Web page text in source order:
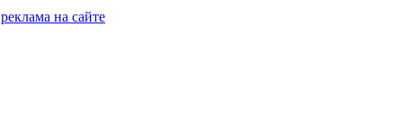
реклама на сайте